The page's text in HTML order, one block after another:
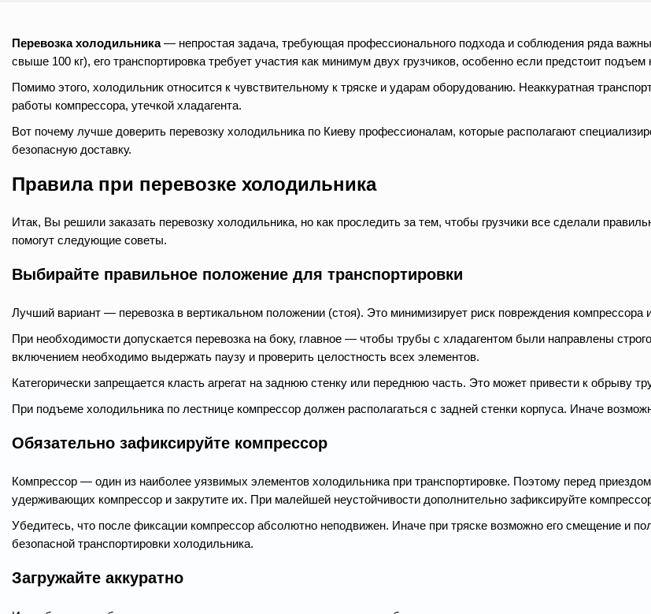
Перевозка холодильника— непростая задача, требующая профессионального подхода и соблюдения ряда
свыше 100 кг), его транспортировка требует участия как минимум двух грузчиков, особенно если предстоит
Помимо этого, холодильник относится к чувствительному к тряске и ударам оборудованию. Неаккуратная
работы компрессора, утечкой хладагента.
Вот почему лучше доверить перевозку холодильника по Киеву профессионалам, которые располагают
безопасную доставку.
Правила при перевозке холодильника
Итак, Вы решили заказать перевозку холодильника, но как проследить за тем, чтобы грузчики все сделали
помогут следующие советы.
Выбирайте правильное положение для транспортировки
Лучший вариант — перевозка в вертикальном положении (стоя). Это минимизирует риск повреждения компрессора
При необходимости допускается перевозка на боку, главное — чтобы трубы с хладагентом были направлены
включением необходимо выдержать паузу и проверить целостность всех элементов.
Категорически запрещается класть агрегат на заднюю стенку или переднюю часть. Это может привести к обрыву
При подъеме холодильника по лестнице компрессор должен располагаться с задней стенки корпуса. Иначе
Обязательно зафиксируйте компрессор
Компрессор — один из наиболее уязвимых элементов холодильника при транспортировке. Поэтому перед
удерживающих компрессор и закрутите их. При малейшей неустойчивости дополнительно зафиксируйте
Убедитесь, что после фиксации компрессор абсолютно неподвижен. Иначе при тряске возможно его смещение и
безопасной транспортировки холодильника.
Загружайте аккуратно